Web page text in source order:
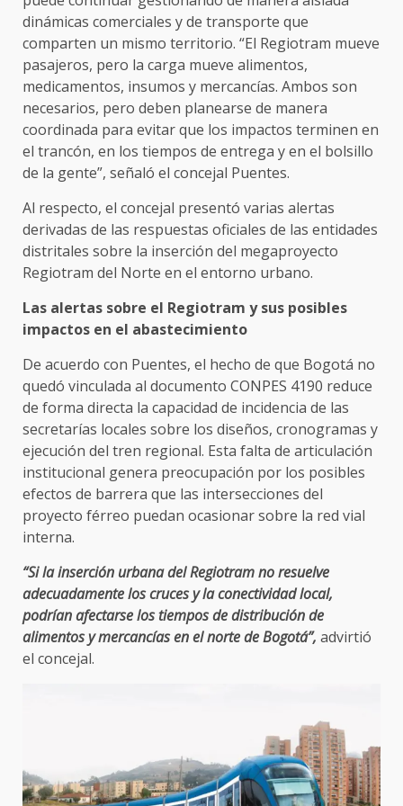
dinámicas comerciales y de transporte que
comparten un mismo territorio. “El Regiotram mueve
pasajeros, pero la carga mueve alimentos,
medicamentos, insumos y mercancías. Ambos son
necesarios, pero deben planearse de manera
coordinada para evitar que los impactos terminen en
el trancón, en los tiempos de entrega y en el bolsillo
de la gente”, señaló el concejal Puentes.
Al respecto, el concejal presentó varias alertas
derivadas de las respuestas oficiales de las entidades
distritales sobre la inserción del megaproyecto
Regiotram del Norte en el entorno urbano.
Las alertas sobre el Regiotram y sus posibles
impactos en el abastecimiento
De acuerdo con Puentes, el hecho de que Bogotá no
quedó vinculada al documento CONPES 4190 reduce
de forma directa la capacidad de incidencia de las
secretarías locales sobre los diseños, cronogramas y
ejecución del tren regional. Esta falta de articulación
institucional genera preocupación por los posibles
efectos de barrera que las intersecciones del
proyecto férreo puedan ocasionar sobre la red vial
interna.
“Si la inserción urbana del Regiotram no resuelve
adecuadamente los cruces y la conectividad local,
podrían afectarse los tiempos de distribución de
alimentos y mercancías en el norte de Bogotá”, advirtió
el concejal.